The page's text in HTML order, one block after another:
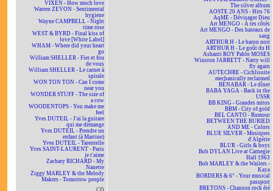
VIXEN - How much love
Warren ZEVON - Sentimental
hygiene
Wayne CAMPBELL - Night
time rose
WEST & BYRD - Final kiss of
love [White Label]
WHAM - Where did your heart
go
William SHELLER - Fier et fou
de vous
William SHELLER - Le carnet à
spirale
WON TON TON - Can I come
near you
WONDER STUFF - The size of
a cow
WOODENTOPS - You make me
feel
Yves DUTEIL - J'ai la guitare
qui me démange
Yves DUTEIL - Prendre un
enfant (à Martine)
Yves DUTEIL - Tarentelle
Yves SAINT-LAURENT - Paris
je t'aime
Zachary RICHARD - My
Nanette
Ziggy MARLEY & the Melody
Makers - Tomorrow people
CD
The silver album
AOSTE 20 ANS - Hits 76
AqME - Dévisager Dieu
Art MENGO - À tes côtés
Art MENGO - Des bateaux de
sang
ARTHUR H - Le baron noir
ARTHUR H - Le goût du H
Ashanti ROY Pablo MOSES
Winston JARRETT - Natty will
fly again
AUTECHRE - Cichlisuite
mechanically reclaimed
BÉNABAR - Le dîner
BABA YAGA - Back in the
USSR
BB KING - Grandes mitos
BBM - City of gold
BEL CANTO - Rumour
BETWEEN THE BURIED
AND ME - Colors
BLUE SILVER - Musiques
d'Algérie
BLUR - Girls & boys
Bob DYLAN Live at Carnegie
Hall 1963
Bob MARLEY & the Wailers -
Kaya
BORDERS & 6° - Your musical
passport
BRETONS - Chanson rock été